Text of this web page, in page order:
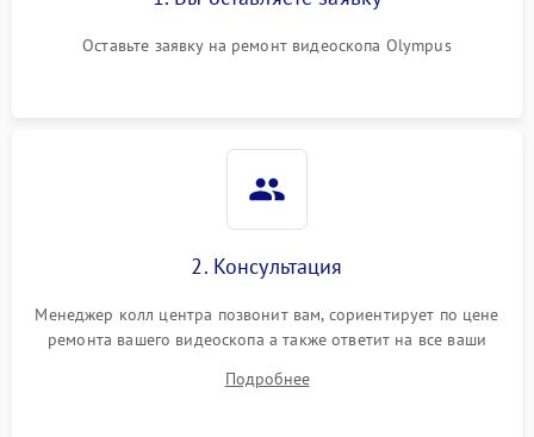
Оставьте заявку на ремонт видеоскопа Olympus
2. Консультация
Менеджер колл центра позвонит вам, сориентирует по цене
ремонта вашего видеоскопа а также ответит на все ваши
Подробнее